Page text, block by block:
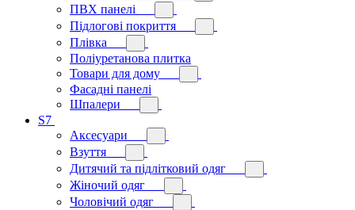
ПВХ панелі
Підлогові покриття
Плівка
Поліуретанова плитка
Товари для дому
Фасадні панелі
Шпалери
S7
Аксесуари
Взуття
Дитячий та підлітковий одяг
Жіночий одяг
Чоловічий одяг